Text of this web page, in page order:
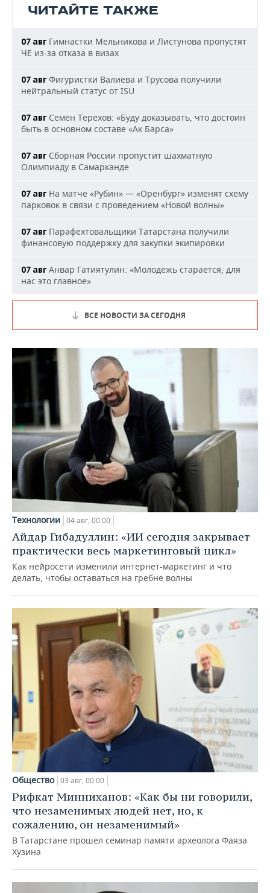
ЧИТАЙТЕ ТАКЖЕ
07 авг Гимнастки Мельникова и Листунова пропустят
ЧЕ из-за отказа в визах
07 авг Фигуристки Валиева и Трусова получили
нейтральный статус от ISU
07 авг Семен Терехов: «Буду доказывать, что достоин
быть в основном составе «Ак Барса»
07 авг Сборная России пропустит шахматную
Олимпиаду в Самарканде
07 авг На матче «Рубин» — «Оренбург» изменят схему
парковок в связи с проведением «Новой волны»
07 авг Парафехтовальщики Татарстана получили
финансовую поддержку для закупки экипировки
07 авг Анвар Гатиятулин: «Молодежь старается, для
нас это главное»
ВСЕ НОВОСТИ ЗА СЕГОДНЯ
Технологии 04 авг, 00:00
Айдар Гибадуллин: «ИИ сегодня закрывает
практически весь маркетинговый цикл»
Как нейросети изменили интернет-маркетинг и что
делать, чтобы оставаться на гребне волны
Общество 03 авг, 00:00
Рифкат Минниханов: «Как бы ни говорили,
что незаменимых людей нет, но, к
сожалению, он незаменимый»
В Татарстане прошел семинар памяти археолога Фаяза
Хузина